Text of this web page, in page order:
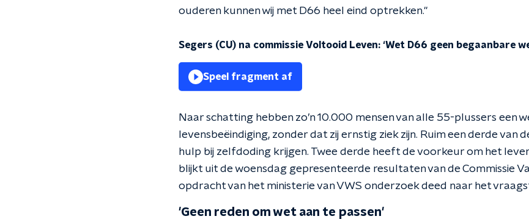
ouderen kunnen wij met D66 heel eind optrekken."
Segers (CU) na commissie Voltooid Leven: ‘Wet D66 geen begaanbare
Speel fragment af
Naar schatting hebben zo’n 10.000 mensen van alle 55-plussers een
levensbeëindiging, zonder dat zij ernstig ziek zijn. Ruim een derde van
hulp bij zelfdoding krijgen. Twee derde heeft de voorkeur om het
blijkt uit de woensdag gepresenteerde resultaten van de Commissie
opdracht van het ministerie van VWS onderzoek deed naar het
'Geen reden om wet aan te passen'